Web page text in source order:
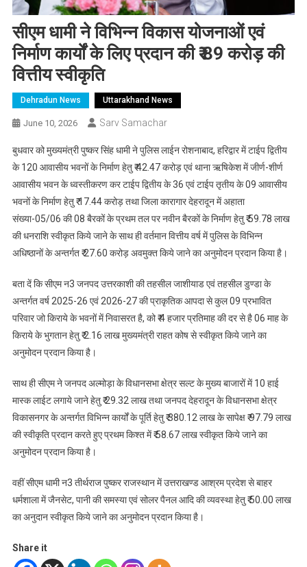
सीएम धामी ने विभिन्न विकास योजनाओं एवं
निर्माण कार्यों के लिए प्रदान की ₹ 89 करोड़ की
वित्तीय स्वीकृति
Dehradun News Uttarakhand News
June 10, 2026 Sarv Samachar
बुधवार को मुख्यमंत्री पुष्कर सिंह धामी ने पुलिस लाईन रोशनाबाद, हरिद्वार में टाईप द्वितीय
के 120 आवासीय भवनों के निर्माण हेतु ₹ 42.47 करोड़ एवं थाना ऋषिकेश में जीर्ण-शीर्ण
आवासीय भवन के ध्वस्तीकरण कर टाईप द्वितीय के 36 एवं टाईप तृतीय के 09 आवासीय
भवनों के निर्माण हेतु ₹ 17.44 करोड़ तथा जिला कारागार देहरादून में अहाता
संख्या-05/06 की 08 बैरकों के प्रथम तल पर नवीन बैरकों के निर्माण हेतु ₹ 59.78 लाख
की धनराशि स्वीकृत किये जाने के साथ ही वर्तमान वित्तीय वर्ष में पुलिस के विभिन्न
अधिष्ठानों के अन्तर्गत ₹ 27.60 करोड़ अवमुक्त किये जाने का अनुमोदन प्रदान किया है।
बता दें कि सीएम न3 जनपद उत्तरकाशी की तहसील जाशीयाड एवं तहसील डुण्डा के
अन्तर्गत वर्ष 2025-26 एवं 2026-27 की प्राकृतिक आपदा से कुल 09 प्रभावित
परिवार जो किराये के भवनों में निवासरत है, को ₹ 4 हजार प्रतिमाह की दर से है 06 माह के
किराये के भुगतान हेतु ₹ 2.16 लाख मुख्यमंत्री राहत कोष से स्वीकृत किये जाने का
अनुमोदन प्रदान किया है।
साथ ही सीएम ने जनपद अल्मोड़ा के विधानसभा क्षेत्र सल्ट के मुख्य बाजारों में 10 हाई
मास्क लाईट लगाये जाने हेतु ₹ 29.32 लाख तथा जनपद देहरादून के विधानसभा क्षेत्र
विकासनगर के अन्तर्गत विभिन्न कार्यों के पूर्ति हेतु ₹ 380.12 लाख के सापेक्ष ₹ 97.79 लाख
की स्वीकृति प्रदान करते हुए प्रथम किश्त में ₹ 58.67 लाख स्वीकृत किये जाने का
अनुमोदन प्रदान किया है।
वहीं सीएम धामी न3 तीर्थराज पुष्कर राजस्थान में उत्तराखण्ड आश्रम प्रदेश से बाहर
धर्मशाला में जैनसेट, पानी की समस्या एवं सोलर पैनल आदि की व्यवस्था हेतु ₹ 50.00 लाख
का अनुदान स्वीकृत किये जाने का अनुमोदन प्रदान किया है।
Share it